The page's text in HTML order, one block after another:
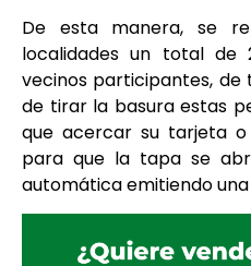
De esta manera, se
localidades un total de
vecinos participantes,
de tirar la basura estas
que acercar su tarjeta
para que la tapa se
automática emitiendo